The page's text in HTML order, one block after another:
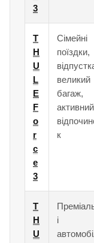
3
T
H
U
L
E
F
o
r
c
e
3
Сімейні
поїздки,
великий
багаж,
активний
к
T
H
U
і